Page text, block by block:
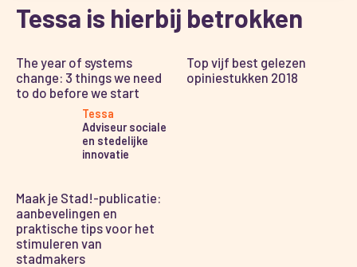
Tessa is hierbij betrokken
The year of systems
change: 3 things we need
to do before we start
Tessa
Adviseur sociale
en stedelijke
innovatie
Top vijf best gelezen
opiniestukken 2018
Maak je Stad!-publicatie:
aanbevelingen en
praktische tips voor het
stimuleren van
stadmakers